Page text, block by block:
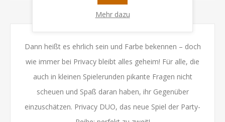
KONTAKTIEREN SIE UNS
Dann heißt es ehrlich sein und Farbe bekennen – doch
wie immer bei Privacy bleibt alles geheim! Für alle, die
auch in kleinen Spielerunden pikante Fragen nicht
scheuen und Spaß daran haben, ihr Gegenüber
einzuschätzen. Privacy DUO, das neue Spiel der Party-
Mehr dazu